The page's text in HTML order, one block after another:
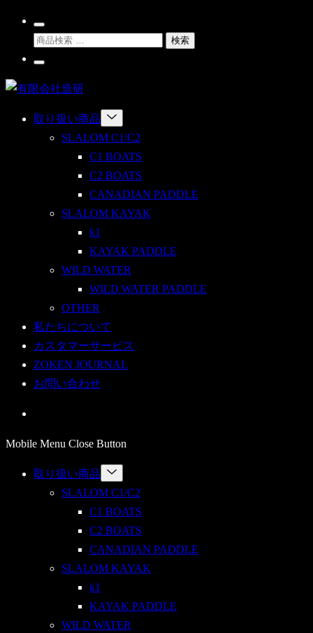
Skip
content
Search
Toggle
検
索
象:
検索
Go
My
有
会
社
造
研
取り扱い商品
Menu
Toggle
SLALOM C1/C2
C1 BOATS
C2 BOATS
CANADIAN PADDLE
SLALOM KAYAK
k1
KAYAK PADDLE
WILD WATER
WILD WATER PADDLE
OTHER
私たちについて
カスタマーサービス
ZOKEN JOURNAL
お問い合わせ
Mobile Menu Close Button
取り扱い商品
Menu
Toggle
SLALOM C1/C2
C1 BOATS
C2 BOATS
CANADIAN PADDLE
SLALOM KAYAK
k1
KAYAK PADDLE
WILD WATER